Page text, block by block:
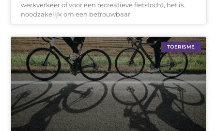
werkverkeer of voor een recreatieve fietstocht, het is
noodzakelijk om een betrouwbaar
TOERISME